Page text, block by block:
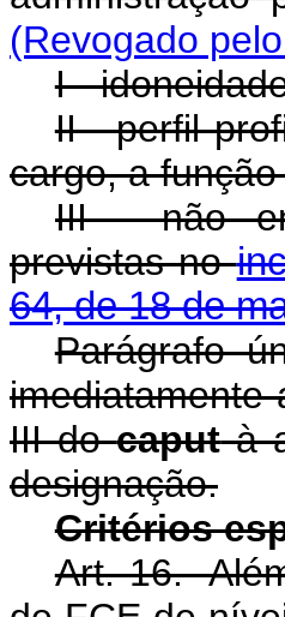
(Revogado
I -
II - perfil
cargo, a
III - não
previstas no
64, de 18 de
Parágrafo
imediatamente
III docaputà
designação.
Critérios
Art. 16.